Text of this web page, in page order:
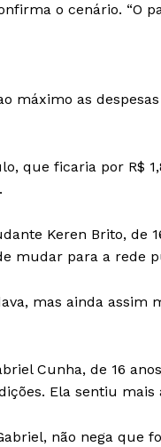
o cenário. “O
máximo as
que ficaria por R$
Keren Brito, de
mudar para a rede
mas ainda assim
Cunha, de 16
Ela sentiu mais
não nega que